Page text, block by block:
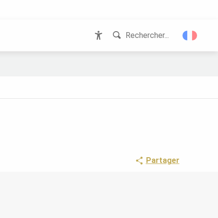
Rechercher...
Partager